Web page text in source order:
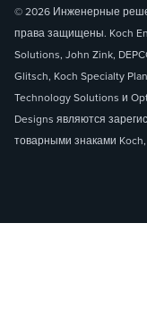
© 2026 Инженерные
права защищены. Koch
Solutions, John Zink,
Glitsch, Koch Specialty
Technology Solutions и
Designs являются
товарными знаками